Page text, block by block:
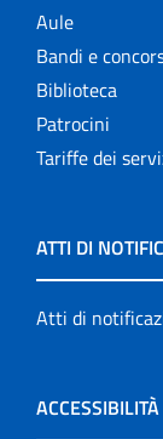
Aule
Bandi e
Biblioteca
Patrocini
Tariffe dei
ATTI DI
Atti di
ACCESSIBILITÀ